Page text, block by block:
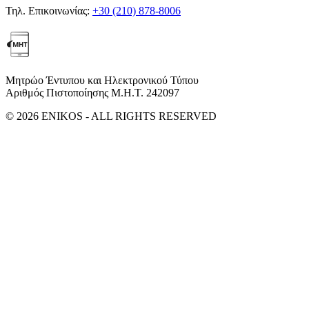
Τηλ. Επικοινωνίας: +30 (210) 878-8006
Μητρώο Έντυπου και Ηλεκτρονικού Τύπου
Αριθμός Πιστοποίησης Μ.Η.Τ. 242097
© 2026 ENIKOS - ALL RIGHTS RESERVED